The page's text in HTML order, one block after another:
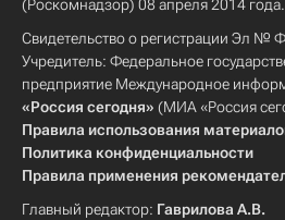
(Роскомнадзор) 08 апреля 2014 года.
Свидетельство о регистрации Эл №
Учредитель: Федеральное
предприятие Международное
«Россия сегодня» (МИА «Россия
Правила использования
Политика конфиденциальности
Правила применения
Главный редактор: Гаврилова А.В.